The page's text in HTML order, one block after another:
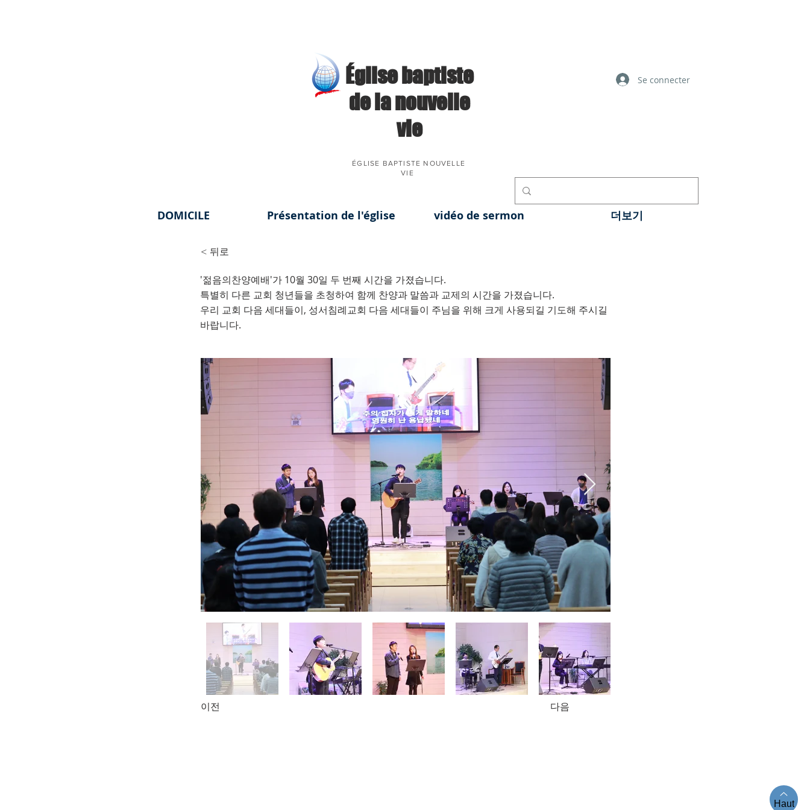
​Église baptiste
de la nouvelle
vie
Se connecter
ÉGLISE BAPTISTE NOUVELLE
VIE
DOMICILE Présentation de l'église vidéo de sermon 더보기
< 뒤로
젊음의찬양예배_2022. 10. 30
'젊음의찬양예배'가 10월 30일 두 번째 시간을 가졌습니다.
특별히 다른 교회 청년들을 초청하여 함께 찬양과 말씀과 교제의 시간을 가졌습니다.
우리 교회 다음 세대들이, 성서침례교회 다음 세대들이 주님을 위해 크게 사용되길 기도해 주시길
바랍니다.
이전 다음
Haut